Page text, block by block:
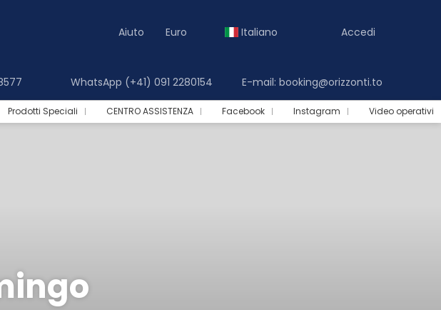
Aiuto Euro Italiano Accedi
WhatsApp (+41) 091 2280154 E-mail: booking@orizzonti.to
Prodotti Speciali CENTRO ASSISTENZA Facebook Instagram Video operativi